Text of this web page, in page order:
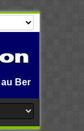
et dans le